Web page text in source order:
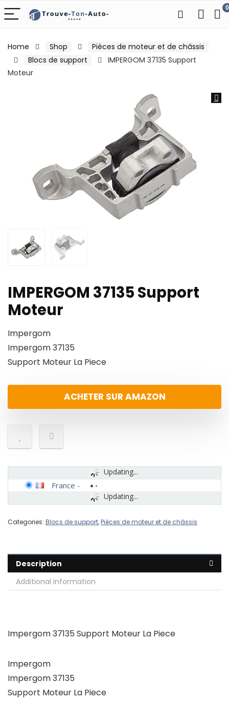
0
Home Shop
Pièces de moteur et de châssis
Blocs de support
IMPERGOM 37135 Support
Moteur
IMPERGOM 37135 Support
Moteur
Impergom
Impergom 37135
Support Moteur La Piece
ACHETER SUR AMAZON
Updating...
Updating...
France -
Categories: Blocs de support,Pièces de moteur et de châssis
Description
Additional information
Impergom 37135 Support Moteur La Piece
Impergom
Impergom 37135
Support Moteur La Piece